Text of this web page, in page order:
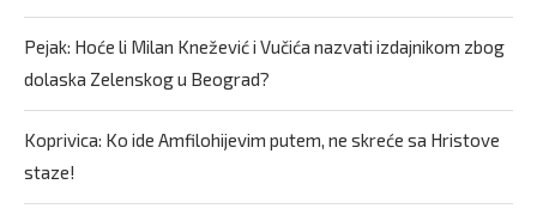
Pejak: Hoće li Milan Knežević i Vučića nazvati izdajnikom zbog
dolaska Zelenskog u Beograd?
Koprivica: Ko ide Amfilohijevim putem, ne skreće sa Hristove
staze!